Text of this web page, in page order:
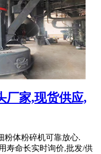
厂家,现货供应,
粉体粉碎机可靠放心.
寿命长实时询价,批发/供